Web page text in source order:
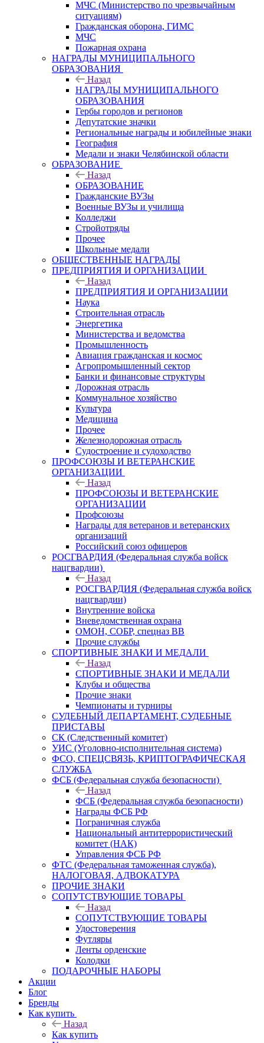
МЧС (Министерство по чрезвычайным
ситуациям)
Гражданская оборона, ГИМС
МЧС
Пожарная охрана
НАГРАДЫ МУНИЦИПАЛЬНОГО
ОБРАЗОВАНИЯ
Назад
НАГРАДЫ МУНИЦИПАЛЬНОГО
ОБРАЗОВАНИЯ
Гербы городов и регионов
Депутатские значки
Региональные награды и юбилейные знаки
География
Медали и знаки Челябинской области
ОБРАЗОВАНИЕ
Назад
ОБРАЗОВАНИЕ
Гражданские ВУЗы
Военные ВУЗы и училища
Колледжи
Стройотряды
Прочее
Школьные медали
ОБЩЕСТВЕННЫЕ НАГРАДЫ
ПРЕДПРИЯТИЯ И ОРГАНИЗАЦИИ
Назад
ПРЕДПРИЯТИЯ И ОРГАНИЗАЦИИ
Наука
Строительная отрасль
Энергетика
Министерства и ведомства
Промышленность
Авиация гражданская и космос
Агропромышленный сектор
Банки и финансовые структуры
Дорожная отрасль
Коммунальное хозяйство
Культура
Медицина
Прочее
Железнодорожная отрасль
Судостроение и судоходство
ПРОФСОЮЗЫ И ВЕТЕРАНСКИЕ
ОРГАНИЗАЦИИ
Назад
ПРОФСОЮЗЫ И ВЕТЕРАНСКИЕ
ОРГАНИЗАЦИИ
Профсоюзы
Награды для ветеранов и ветеранских
организаций
Российский союз офицеров
РОСГВАРДИЯ (Федеральная служба войск
нацгвардии)
Назад
РОСГВАРДИЯ (Федеральная служба войск
нацгвардии)
Внутренние войска
Вневедомственная охрана
ОМОН, СОБР, спецназ ВВ
Прочие службы
СПОРТИВНЫЕ ЗНАКИ И МЕДАЛИ
Назад
СПОРТИВНЫЕ ЗНАКИ И МЕДАЛИ
Клубы и общества
Прочие знаки
Чемпионаты и турниры
СУДЕБНЫЙ ДЕПАРТАМЕНТ, СУДЕБНЫЕ
ПРИСТАВЫ
СК (Следственный комитет)
УИС (Уголовно-исполнительная система)
ФСО, СПЕЦСВЯЗЬ, КРИПТОГРАФИЧЕСКАЯ
СЛУЖБА
ФСБ (Федеральная служба безопасности)
Назад
ФСБ (Федеральная служба безопасности)
Награды ФСБ РФ
Пограничная служба
Национальный антитеррористический
комитет (НАК)
Управления ФСБ РФ
ФТС (Федеральная таможенная служба),
НАЛОГОВАЯ, АДВОКАТУРА
ПРОЧИЕ ЗНАКИ
СОПУТСТВУЮЩИЕ ТОВАРЫ
Назад
СОПУТСТВУЮЩИЕ ТОВАРЫ
Удостоверения
Футляры
Ленты орденские
Колодки
ПОДАРОЧНЫЕ НАБОРЫ
Акции
Блог
Бренды
Как купить
Назад
Как купить